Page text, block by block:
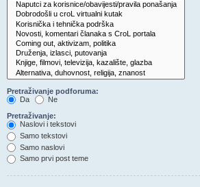
Pretraživanje podforuma:
Da
Ne
Pretraživanje:
Naslovi i tekstovi
Samo tekstovi
Samo naslovi
Samo prvi post teme